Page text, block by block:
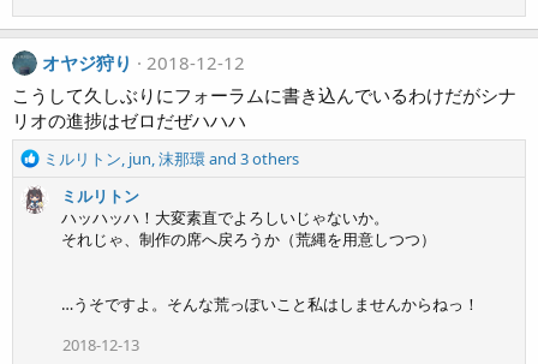
オヤジ狩り
2018-12-12
こうして久しぶりにフォーラムに書き込んでいるわけだがシナ
リオの進捗はゼロだぜハハハ
R
a
ミルリトン, jun,沫那環and 3 others
ミルリトン
ハッハッハ！大変素直でよろしいじゃないか。
それじゃ、制作の席へ戻ろうか（荒縄を用意しつつ）
…うそですよ。そんな荒っぽいこと私はしませんからねっ！
2018-12-13